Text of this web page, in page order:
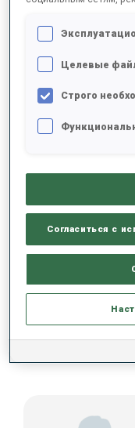
СТРЕЛЬБА СТОЯ
РЕЗУЛЬТАТЫ -
ДАННЫХ НЕТ
КОМАНДА
МУЖЧИНЫ
Целевые
Строго
Согласиться с